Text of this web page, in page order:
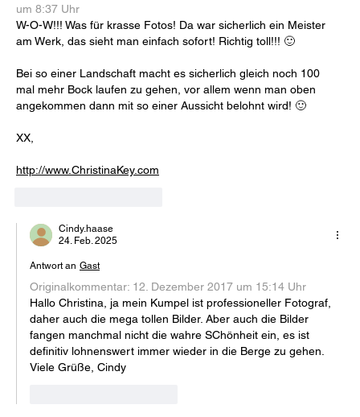
um 8:37 Uhr
W-O-W!!! Was für krasse Fotos! Da war sicherlich ein Meister
am Werk, das sieht man einfach sofort! Richtig toll!!! 🙂
Bei so einer Landschaft macht es sicherlich gleich noch 100
mal mehr Bock laufen zu gehen, vor allem wenn man oben
angekommen dann mit so einer Aussicht belohnt wird! 🙂
XX,
http://www.ChristinaKey.com
Cindy.haase
24. Feb. 2025
Antwort an Gast
Originalkommentar: 12. Dezember 2017 um 15:14 Uhr
Hallo Christina, ja mein Kumpel ist professioneller Fotograf,
daher auch die mega tollen Bilder. Aber auch die Bilder
fangen manchmal nicht die wahre SChönheit ein, es ist
definitiv lohnenswert immer wieder in die Berge zu gehen.
Viele Grüße, Cindy